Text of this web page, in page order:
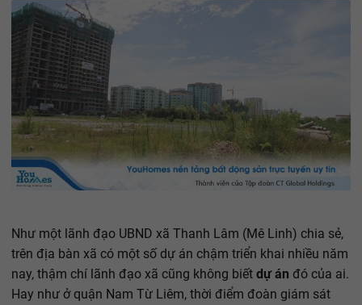
Như một lãnh đạo UBND xã Thanh Lâm (Mê Linh) chia sẻ,
trên địa bàn xã có một số dự án chậm triển khai nhiều năm
nay, thậm chí lãnh đạo xã cũng không biết dự án đó của ai.
Hay như ở quận Nam Từ Liêm, thời điểm đoàn giám sát